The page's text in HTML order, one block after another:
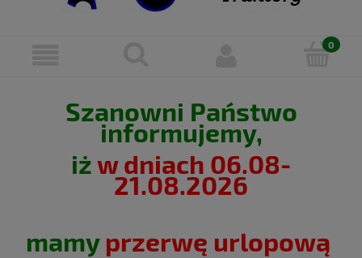
Szanowni Państwo
informujemy,
iżw dniach 06.08-
21.08.2026
mamy przerwę urlopową